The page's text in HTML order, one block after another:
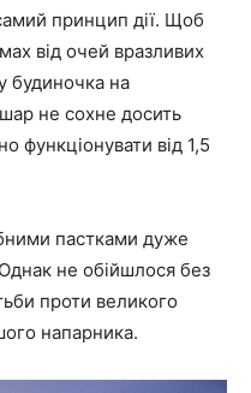
принцип дії. Щоб
від очей вразливих
будиночка на
не сохне досить
функціонувати від 1,5
пастками дуже
не обійшлося без
проти великого
напарника.